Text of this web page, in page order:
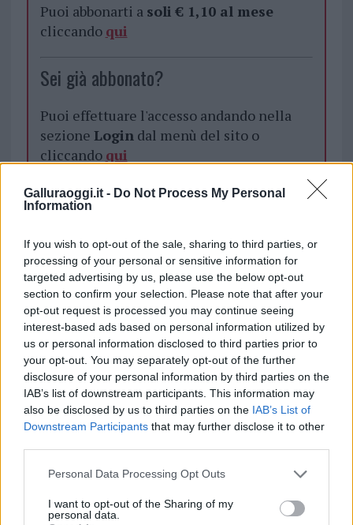
Galluraoggi.it - Do Not Process My Personal
Information
If you wish to opt-out of the sale, sharing to third parties, or
processing of your personal or sensitive information for
targeted advertising by us, please use the below opt-out
section to confirm your selection. Please note that after your
opt-out request is processed you may continue seeing
interest-based ads based on personal information utilized by
us or personal information disclosed to third parties prior to
your opt-out. You may separately opt-out of the further
disclosure of your personal information by third parties on the
IAB’s list of downstream participants. This information may
also be disclosed by us to third parties on the IAB’s List of
Downstream Participants that may further disclose it to other
Please note that this website/app uses one or more Google
not limited to your visit or usage behaviour. You may click to
grant or deny consent to Google and its third-party tags to
Personal Data Processing Opt Outs
I want to opt-out of the Sharing of my
personal data.
Puoi abbonarti a soli € 1,10 al mese
cliccando qui
Sei già abbonato?
Puoi effettuare l'accesso andando nella
sezione Logindal menù del sito o
cliccando qui
TEMI: Aeroporto Olbia
Inviaci le tue segnalazioni,
i tuoi video e le tue foto
Su WhatsApp al numero +39
345 356 7512
Notizie in tempo reale?
Entra nel canale telegram di
GalluraOggi.it
Ricevi le nostre ultime news